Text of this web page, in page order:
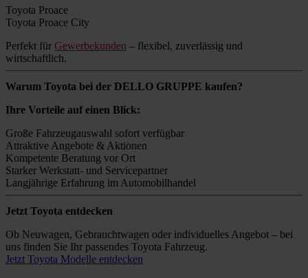
Toyota Proace
Toyota Proace City
Perfekt für Gewerbekunden – flexibel, zuverlässig und
wirtschaftlich.
Warum Toyota bei der DELLO GRUPPE kaufen?
Ihre Vorteile auf einen Blick:
Große Fahrzeugauswahl sofort verfügbar
Attraktive Angebote & Aktionen
Kompetente Beratung vor Ort
Starker Werkstatt- und Servicepartner
Langjährige Erfahrung im Automobilhandel
Jetzt Toyota entdecken
Ob Neuwagen, Gebrauchtwagen oder individuelles Angebot – bei
uns finden Sie Ihr passendes Toyota Fahrzeug.
Jetzt Toyota Modelle entdecken